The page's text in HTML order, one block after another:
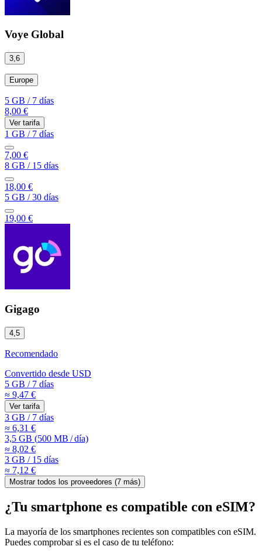
Voye Global
3,6
Europe
5 GB /7 días
8,00 €
Ver tarifa
1 GB /7 días
7,00 €
8 GB /15 días
18,00 €
5 GB /30 días
19,00 €
Gigago
4,5
Recomendado
Convertido desde USD
5 GB /7 días
≈ 9,47 €
Ver tarifa
3 GB /7 días
≈ 6,31 €
3,5 GB (500 MB /día)
≈ 8,02 €
3 GB /15 días
≈ 7,12 €
Mostrar todos los proveedores (7 más)
¿Tu smartphone es compatible con eSIM?
La mayoría de los smartphones recientes son compatibles con eSIM.
Puedes comprobar si es el caso de tu teléfono: